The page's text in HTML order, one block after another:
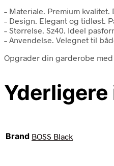
– Materiale. Premium
– Design. Elegant og tidløst.
– Størrelse. Sz40. Ideel
– Anvendelse. Velegnet til
Opgrader din garderobe med
Brand BOSS Black